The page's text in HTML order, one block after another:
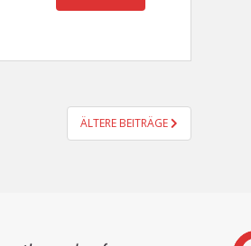
ÄLTERE BEITRÄGE